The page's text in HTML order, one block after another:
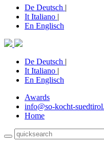
De Deutsch |
It Italiano |
En Englisch
De Deutsch |
It Italiano |
En Englisch
Awards
info@so-kocht-
Home